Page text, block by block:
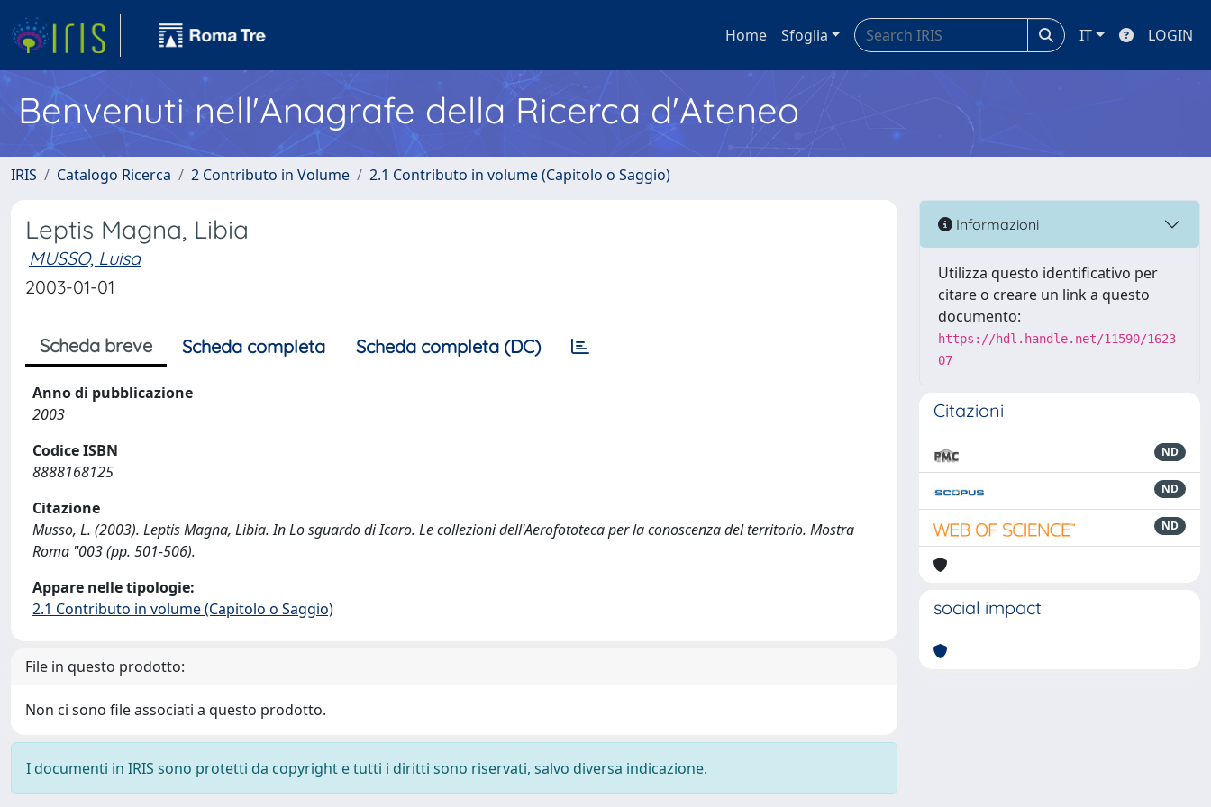
Home Sfoglia IT LOGIN
Benvenuti nell'Anagrafe della Ricerca d'Ateneo
IRIS Catalogo Ricerca 2 Contributo in Volume 2.1 Contributo in volume (Capitolo o Saggio)
Leptis Magna, Libia
MUSSO, Luisa
2003-01-01
Scheda breve Scheda completa Scheda completa (DC)
Anno di pubblicazione
2003
Codice ISBN
8888168125
Citazione
Musso, L. (2003). Leptis Magna, Libia. In Lo sguardo di Icaro. Le collezioni dell'Aerofototeca per la conoscenza del territorio. Mostra
Roma "003 (pp. 501-506).
Appare nelle tipologie:
2.1 Contributo in volume (Capitolo o Saggio)
File in questo prodotto:
Non ci sono file associati a questo prodotto.
I documenti in IRIS sono protetti da copyright e tutti i diritti sono riservati, salvo diversa indicazione.
Informazioni
Utilizza questo identificativo per
citare o creare un link a questo
documento:
https://hdl.handle.net/11590/1623
07
Citazioni
ND
ND
ND
social impact